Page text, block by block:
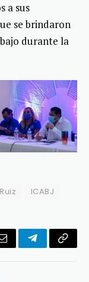
a sus
se brindaron
durante la
ICABJ
Email TelegramCopy